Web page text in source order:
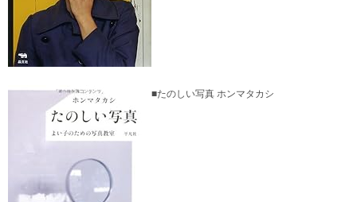
■たのしい写真 ホンマタカシ